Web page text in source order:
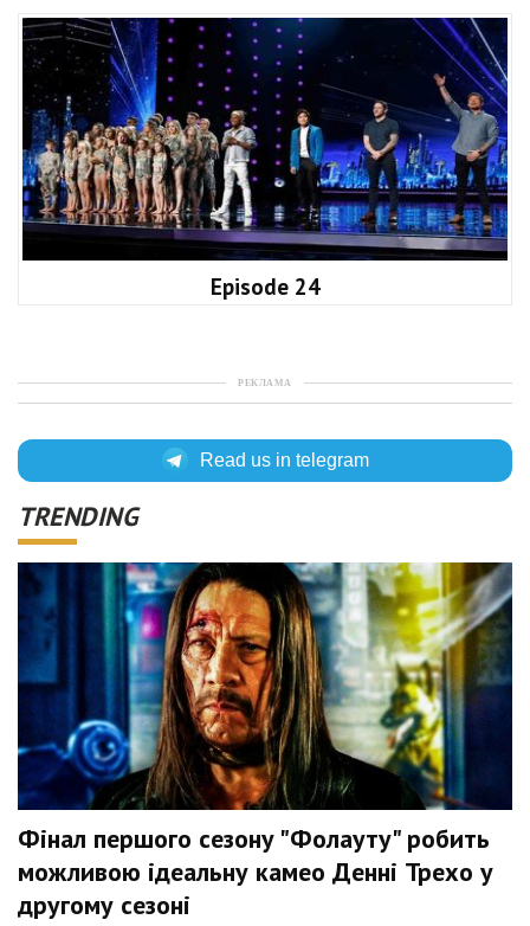
Episode 24
РЕКЛАМА
Read us in telegram
TRENDING
Фінал першого сезону "Фолауту" робить
можливою ідеальну камео Денні Трехо у
другому сезоні